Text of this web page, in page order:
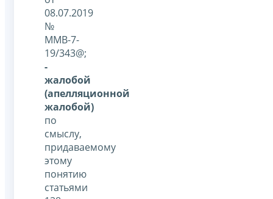
08.07.2019
№
ММВ-7-
19/343@;
-
жалобой
(апелляционной
жалобой)
по
смыслу,
придаваемому
этому
понятию
статьями